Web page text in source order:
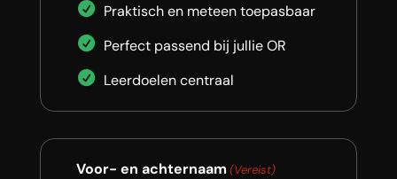
Praktisch en meteen toepasbaar
Perfect passend bij jullie OR
Leerdoelen centraal
Voor- en achternaam (Vereist)